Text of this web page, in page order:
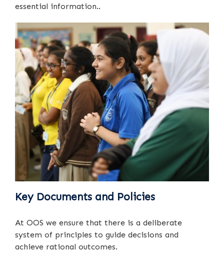
essential information..
Key Documents and Policies
At OOS we ensure that there is a deliberate
system of principles to guide decisions and
achieve rational outcomes.